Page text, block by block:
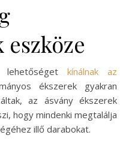
lehetőségetkínálnak az
ékszerek gyakran
az ásvány ékszerek
hogy mindenki megtalálja
illő darabokat.